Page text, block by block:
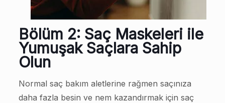
Bölüm 2: Saç Maskeleri ile
Yumuşak Saçlara Sahip
Olun
Normal saç bakım aletlerine rağmen saçınıza
daha fazla besin ve nem kazandırmak için saç